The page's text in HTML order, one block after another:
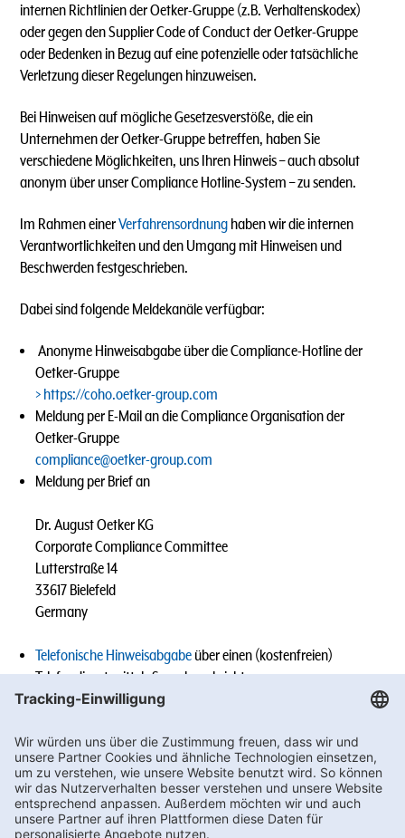
internen Richtlinien der Oetker-Gruppe (z.B. Verhaltenskodex)
oder gegen den Supplier Code of Conduct der Oetker-Gruppe
oder Bedenken in Bezug auf eine potenzielle oder tatsächliche
Verletzung dieser Regelungen hinzuweisen.
Bei Hinweisen auf mögliche Gesetzesverstöße, die ein
Unternehmen der Oetker-Gruppe betreffen, haben Sie
verschiedene Möglichkeiten, uns Ihren Hinweis – auch absolut
anonym über unser Compliance Hotline-System – zu senden.
Im Rahmen einerVerfahrensordnung haben wir die internen
Verantwortlichkeiten und den Umgang mit Hinweisen und
Beschwerden festgeschrieben.
Dabei sind folgende Meldekanäle verfügbar:
Anonyme Hinweisabgabe über die Compliance-Hotline der
Oetker-Gruppe
https://coho.oetker-group.com
Meldung per E-Mail an die Compliance Organisation der
Oetker-Gruppe
compliance@oetker-group.com
Meldung per Brief an
Dr. August Oetker KG
Corporate Compliance Committee
Lutterstraße 14
33617 Bielefeld
Germany
Telefonische Hinweisabgabe über einen (kostenfreien)
Telefondienst mittels Sprachnachricht
Meldungen von Mitarbeitenden der Oetker-Gruppe an die
Compliance Officer oder sonst benannten Ansprechpersonen
des jeweiligen Tochterunternehmens (z.B. im Rahmen eines
persönlichen Gesprächs).